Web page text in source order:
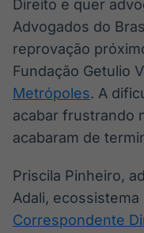
Direito e quer
Advogados do
reprovação
Fundação Getulio
Metrópoles. A
acabar frustrando
acabaram de
Priscila Pinheiro,
Adali,
Correspondente